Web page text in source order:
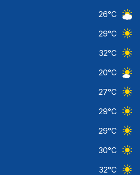
26°C
29°C
32°C
20°C
27°C
29°C
29°C
30°C
32°C